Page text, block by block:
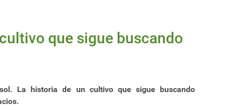
que sigue buscando
La historia de un cultivo que sigue buscando